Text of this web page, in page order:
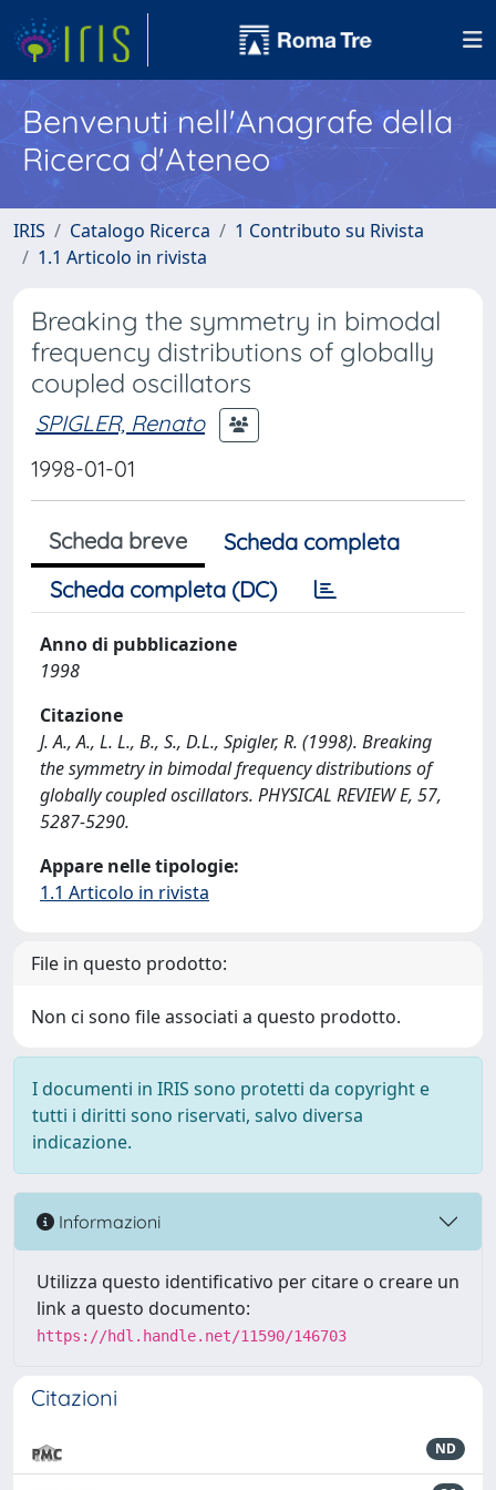
Benvenuti nell'Anagrafe della
Ricerca d'Ateneo
IRIS Catalogo Ricerca
1 Contributo su Rivista
1.1 Articolo in rivista
Breaking the symmetry in bimodal
frequency distributions of globally
coupled oscillators
SPIGLER, Renato
1998-01-01
Scheda breve
Scheda completa
Scheda completa (DC)
Anno di pubblicazione
1998
Citazione
J. A., A., L. L., B., S., D.L., Spigler, R. (1998). Breaking
the symmetry in bimodal frequency distributions of
globally coupled oscillators. PHYSICAL REVIEW E, 57,
5287-5290.
Appare nelle tipologie:
1.1 Articolo in rivista
File in questo prodotto:
Non ci sono file associati a questo prodotto.
I documenti in IRIS sono protetti da copyright e
tutti i diritti sono riservati, salvo diversa
indicazione.
Informazioni
Utilizza questo identificativo per citare o creare un
link a questo documento:
https://hdl.handle.net/11590/146703
Citazioni
ND